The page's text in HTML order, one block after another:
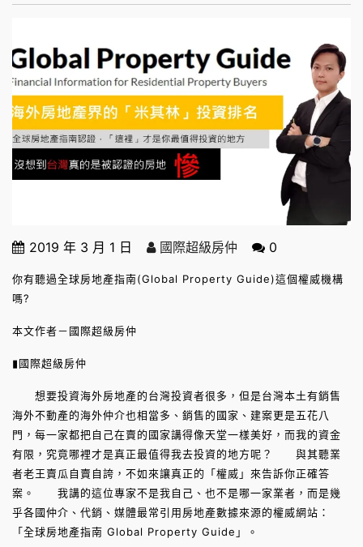
2019 年 3 月 1 日 國際超級房仲 0
你有聽過全球房地產指南(Global Property Guide)這個權威機構
嗎?
本文作者－國際超級房仲
▮國際超級房仲
想要投資海外房地產的台灣投資者很多，但是台灣本土有銷售
海外不動產的海外仲介也相當多、銷售的國家、建案更是五花八
門，每一家都把自己在賣的國家講得像天堂一樣美好，而我的資金
有限，究竟哪裡才是真正最值得我去投資的地方呢？ 與其聽業
者老王賣瓜自賣自誇，不如來讓真正的「權威」來告訴你正確答
案。 我講的這位專家不是我自己、也不是哪一家業者，而是幾
乎各國仲介、代銷、媒體最常引用房地產數據來源的權威網站：
「全球房地產指南 Global Property Guide」。